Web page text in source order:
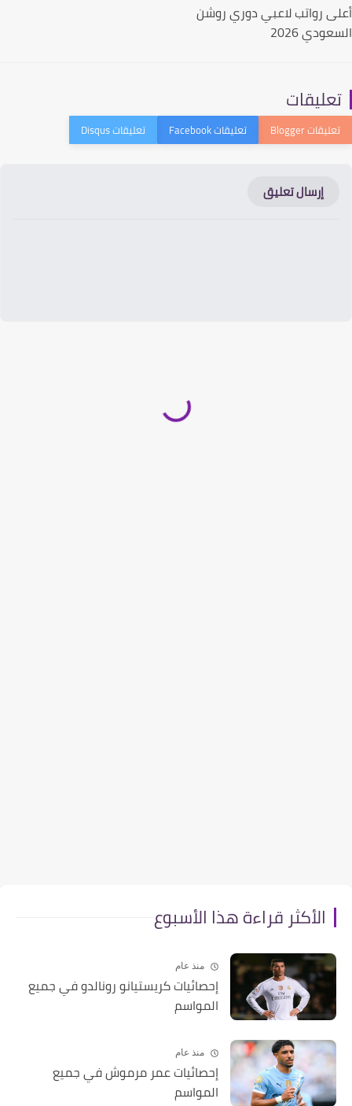
رواتب لاعبي دوري روشن
2026
إرسال تعليق
الأكثر قراءة هذا الأسبوع
منذ عام
إحصائيات كريستيانو رونالدو في جميع
المواسم
منذ عام
إحصائيات عمر مرموش في جميع
المواسم